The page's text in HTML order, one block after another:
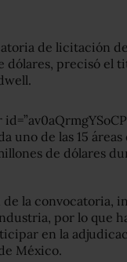
de licitación
dólares, precisó el
uno de las 15
de dólares
la convocatoria,
por lo que
en la
México.